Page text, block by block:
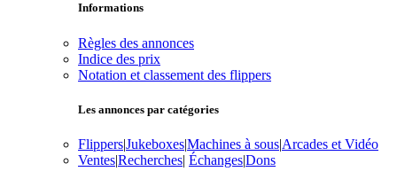
Informations
Règles des annonces
Indice des prix
Notation et classement des flippers
Les annonces par catégories
Flippers|Jukeboxes|Machines à sous|Arcades et Vidéo
Ventes|Recherches| Échanges|Dons